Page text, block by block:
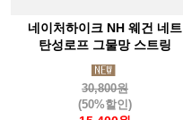
네이처하이크 NH 웨건 네트
탄성로프 그물망 스트링
30,800원
(50%할인)